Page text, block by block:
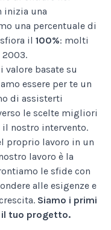
inizia una
una percentuale di
il 100%: molti
basate su
essere per te un
di assisterti
le scelte migliori
il nostro intervento.
proprio lavoro in un
lavoro è la
le sfide con
alle esigenze e
Siamo i primi
il tuo progetto.